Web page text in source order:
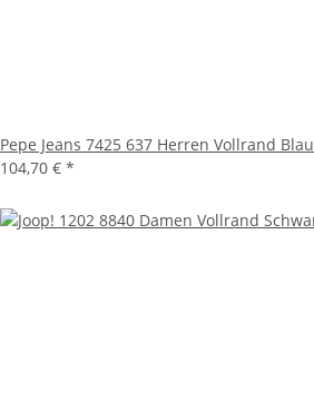
Pepe Jeans 7425 637 Herren Vollrand Blau
104,70 € *